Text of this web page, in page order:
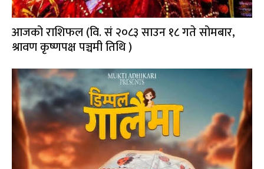
आजको राशिफल (वि. सं २०८३ साउन १८ गते सोमबार,
श्रावण कृष्णपक्ष पञ्चमी तिथि )